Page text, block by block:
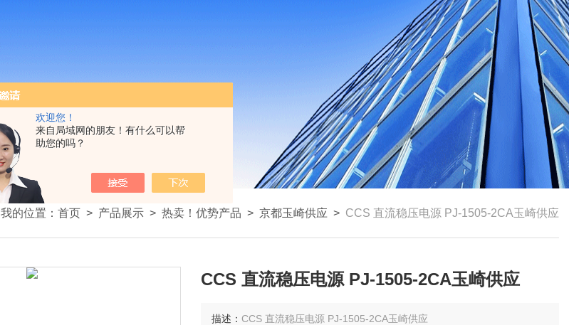
欢迎您！
来自局域网的朋友！有什么可以帮
助您的吗？
我的位置： 首页 > 产品展示 > 热卖！优势产品 > 京都玉崎供应 > CCS 直流稳压电源 PJ-1505-2CA玉崎供应
CCS 直流稳压电源 PJ-1505-2CA玉崎供应
描述：CCS 直流稳压电源 PJ-1505-2CA玉崎供应